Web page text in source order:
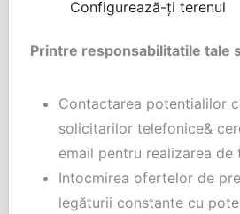
Configurează-ți terenul
Printre responsabilitatile tale
Contactarea potentialilor
solicitarilor telefonice&
email pentru realizarea
Intocmirea ofertelor de
legăturii constante cu